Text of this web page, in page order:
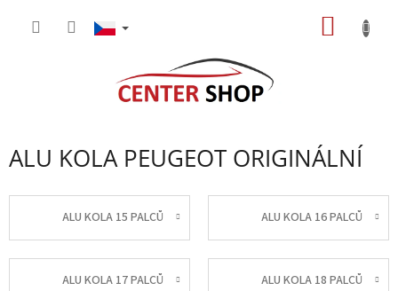
ALU KOLA PEUGEOT ORIGINÁLNÍ
ALU KOLA 15 PALCŮ ALU KOLA 16 PALCŮ
ALU KOLA 17 PALCŮ ALU KOLA 18 PALCŮ